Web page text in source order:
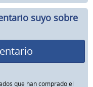
suyo sobre
que han comprado el